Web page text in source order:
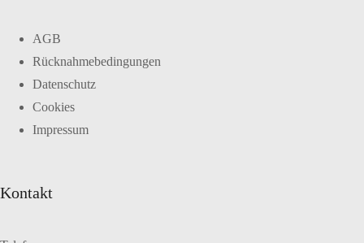
AGB
Rücknahmebedingungen
Datenschutz
Cookies
Impressum
Kontakt